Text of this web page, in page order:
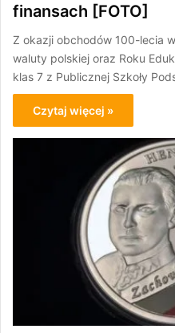
finansach [FOTO]
Z okazji obchodów 100-lecia
waluty polskiej oraz Roku
klas 7 z Publicznej Szkoły
Czytaj więcej »